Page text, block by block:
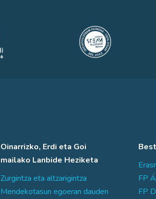
Oinarrizko, Erdi eta Goi
mailako Lanbide Heziketa
Zurgintza eta altzarigintza
Mendekotasun egoeran dauden
FP
FP